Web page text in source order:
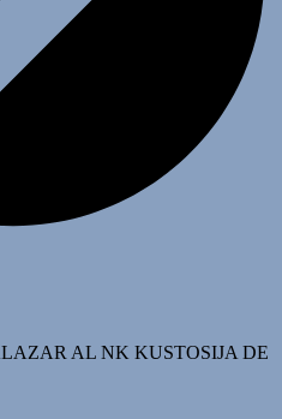
AL NK KUSTOSIJA DE